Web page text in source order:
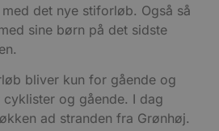
det nye stiforløb. Også så
sine børn på det sidste
bliver kun for gående og
og gående. I dag
ad stranden fra Grønhøj.